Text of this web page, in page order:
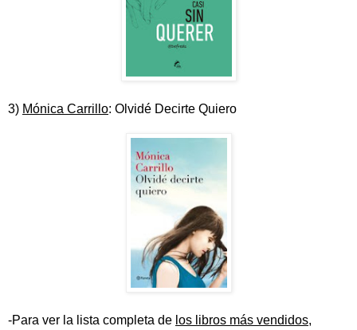
3) Mónica Carrillo: Olvidé Decirte Quiero
-Para ver la lista completa de los libros más vendidos,